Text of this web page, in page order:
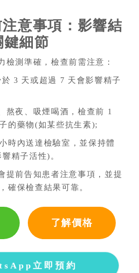
意事項：影響結
鍵細節
檢測準確，檢查前需注意：
3 天或超過 7 天會影響精子
熬夜、吸煙喝酒，檢查前 1
的藥物(如某些抗生素);
時內送達檢驗室，並保持體
精子活性)。
提前告知患者注意事項，並提
確保檢查結果可靠。
了解價格
立即預約